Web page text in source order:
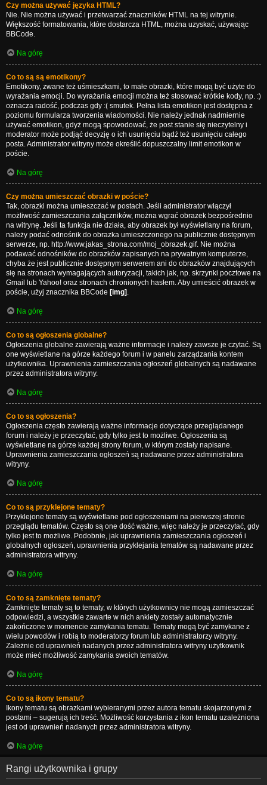
Czy można używać języka HTML?
Nie. Nie można używać i przetwarzać znaczników HTML na tej witrynie.
Większość formatowania, które dostarcza HTML, można uzyskać, używając
BBCode.
Na górę
Co to są są emotikony?
Emotikony, zwane też uśmieszkami, to małe obrazki, które mogą być użyte do
wyrażania emocji. Do wyrażania emocji można też stosować krótkie kody, np. :)
oznacza radość, podczas gdy :( smutek. Pełna lista emotikon jest dostępna z
poziomu formularza tworzenia wiadomości. Nie należy jednak nadmiernie
używać emotikon, gdyż mogą spowodować, że post stanie się nieczytelny i
moderator może podjąć decyzję o ich usunięciu bądź też usunięciu całego
posta. Administrator witryny może określić dopuszczalny limit emotikon w
poście.
Na górę
Czy można umieszczać obrazki w poście?
Tak, obrazki można umieszczać w postach. Jeśli administrator włączył
możliwość zamieszczania załączników, można wgrać obrazek bezpośrednio
na witrynę. Jeśli ta funkcja nie działa, aby obrazek był wyświetlany na forum,
należy podać odnośnik do obrazka umieszczonego na publicznie dostępnym
serwerze, np. http://www.jakas_strona.com/moj_obrazek.gif. Nie można
podawać odnośników do obrazków zapisanych na prywatnym komputerze,
chyba że jest publicznie dostępnym serwerem ani do obrazków znajdujących
się na stronach wymagających autoryzacji, takich jak, np. skrzynki pocztowe na
Gmail lub Yahoo! oraz stronach chronionych hasłem. Aby umieścić obrazek w
poście, użyj znacznika BBCode [img].
Na górę
Co to są ogłoszenia globalne?
Ogłoszenia globalne zawierają ważne informacje i należy zawsze je czytać. Są
one wyświetlane na górze każdego forum i w panelu zarządzania kontem
użytkownika. Uprawnienia zamieszczania ogłoszeń globalnych są nadawane
przez administratora witryny.
Na górę
Co to są ogłoszenia?
Ogłoszenia często zawierają ważne informacje dotyczące przeglądanego
forum i należy je przeczytać, gdy tylko jest to możliwe. Ogłoszenia są
wyświetlane na górze każdej strony forum, w którym zostały napisane.
Uprawnienia zamieszczania ogłoszeń są nadawane przez administratora
witryny.
Na górę
Co to są przyklejone tematy?
Przyklejone tematy są wyświetlane pod ogłoszeniami na pierwszej stronie
przeglądu tematów. Często są one dość ważne, więc należy je przeczytać, gdy
tylko jest to możliwe. Podobnie, jak uprawnienia zamieszczania ogłoszeń i
globalnych ogłoszeń, uprawnienia przyklejania tematów są nadawane przez
administratora witryny.
Na górę
Co to są zamknięte tematy?
Zamknięte tematy są to tematy, w których użytkownicy nie mogą zamieszczać
odpowiedzi, a wszystkie zawarte w nich ankiety zostały automatycznie
zakończone w momencie zamykania tematu. Tematy mogą być zamykane z
wielu powodów i robią to moderatorzy forum lub administratorzy witryny.
Zależnie od uprawnień nadanych przez administratora witryny użytkownik
może mieć możliwość zamykania swoich tematów.
Na górę
Co to są ikony tematu?
Ikony tematu są obrazkami wybieranymi przez autora tematu skojarzonymi z
postami – sugerują ich treść. Możliwość korzystania z ikon tematu uzależniona
jest od uprawnień nadanych przez administratora witryny.
Na górę
Rangi użytkownika i grupy